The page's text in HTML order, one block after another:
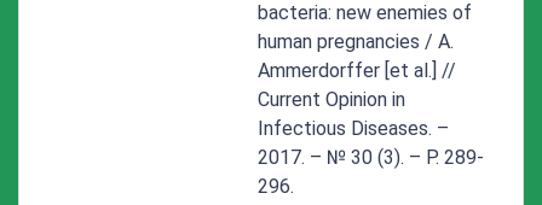
bacteria: new enemies of
human pregnancies / A.
Ammerdorffer [et al.] //
Current Opinion in
Infectious Diseases. –
2017. – № 30 (3). – P. 289-
296.